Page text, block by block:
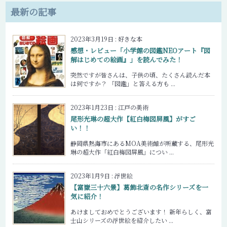
最新の記事
2023年3月19日 : 好きな本
感想・レビュー「小学館の図鑑NEOアート『図
解はじめての絵画』」を読んでみた！
突然ですが皆さんは、子供の頃、たくさん読んだ本
は何ですか？ 「図鑑」と答える方も ...
2023年1月23日 : 江戸の美術
尾形光琳の超大作【紅白梅図屏風】がすご
い！！
静岡県熱海市にあるMOA美術館が所蔵する、尾形光
琳の超大作「紅白梅図屏風」につい ...
2023年1月9日 : 浮世絵
【富嶽三十六景】葛飾北斎の名作シリーズを一
気に紹介！
あけましておめでとうございます！ 新年らしく、富
士山シリーズの浮世絵を紹介したい ...